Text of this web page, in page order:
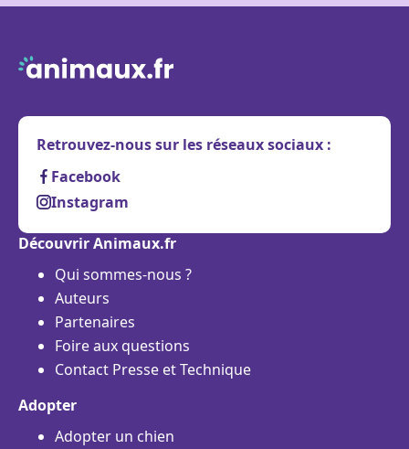
Retrouvez-nous sur les réseaux sociaux :
Facebook
Instagram
Découvrir Animaux.fr
Qui sommes-nous ?
Auteurs
Partenaires
Foire aux questions
Contact Presse et Technique
Adopter
Adopter un chien